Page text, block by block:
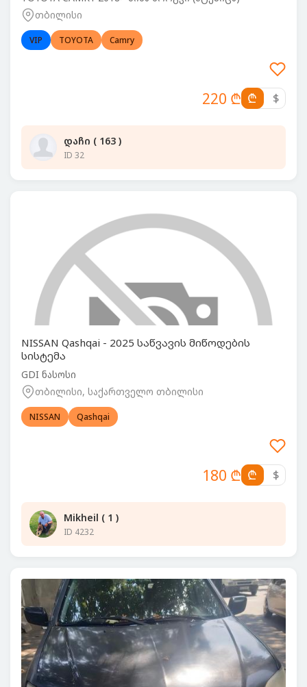
თბილისი
VIP TOYOTA Camry
220 ₾ ₾ $
დაჩი ( 163 )
ID 32
NISSAN Qashqai - 2025 საწვავის მიწოდების
სისტემა
GDI ნასოსი
თბილისი, საქართველო თბილისი
NISSAN Qashqai
180 ₾ ₾ $
Mikheil ( 1 )
ID 4232